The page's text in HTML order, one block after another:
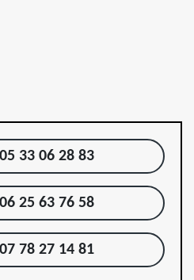
05 33 06 28 83
06 25 63 76 58
07 78 27 14 81